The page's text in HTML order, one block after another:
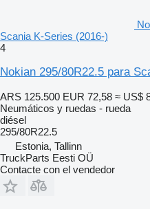
Scania K-Series (2016-)
4
Nokian 295/80R22.5 para
ARS 125.500 EUR 72,58 ≈ US$
Neumáticos y ruedas - rueda
diésel
295/80R22.5
Estonia, Tallinn
TruckParts Eesti OÜ
Contacte con el vendedor